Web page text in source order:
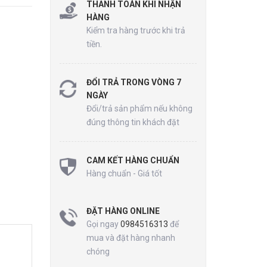
THANH TOÁN KHI NHẬN
HÀNG
Kiểm tra hàng trước khi trả
tiền.
ĐỔI TRẢ TRONG VÒNG 7
NGÀY
Đổi/trả sản phẩm nếu không
đúng thông tin khách đặt
CAM KẾT HÀNG CHUẨN
Hàng chuẩn - Giá tốt
ĐẶT HÀNG ONLINE
Gọi ngay0984516313 để
mua và đặt hàng nhanh
chóng